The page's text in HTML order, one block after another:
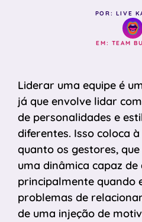
POR: LIVE
EM: TEAM
Liderar uma equipe é
já que envolve lidar
de personalidades e
diferentes. Isso coloca
quanto os gestores,
uma dinâmica capaz
principalmente quando
problemas de
de uma injeção de